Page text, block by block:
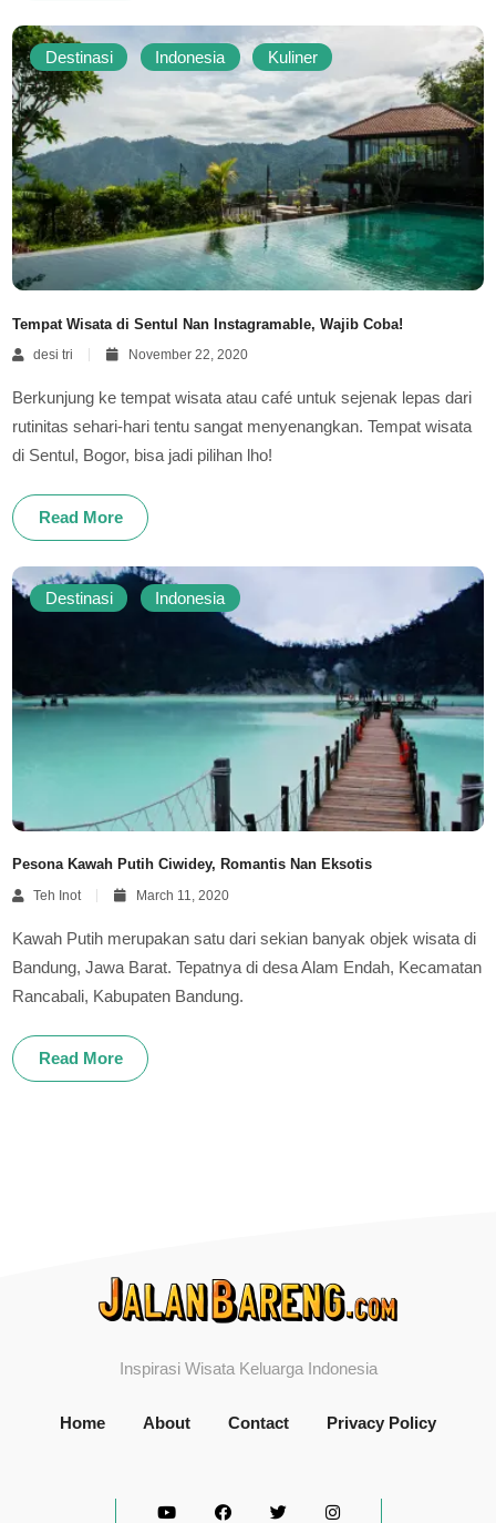
Destinasi Indonesia Kuliner
Tempat Wisata di Sentul Nan Instagramable, Wajib Coba!
desi tri
November 22, 2020
Berkunjung ke tempat wisata atau café untuk sejenak lepas dari
rutinitas sehari-hari tentu sangat menyenangkan. Tempat wisata
di Sentul, Bogor, bisa jadi pilihan lho!
Read More
Destinasi Indonesia
Pesona Kawah Putih Ciwidey, Romantis Nan Eksotis
Teh Inot
March 11, 2020
Kawah Putih merupakan satu dari sekian banyak objek wisata di
Bandung, Jawa Barat. Tepatnya di desa Alam Endah, Kecamatan
Rancabali, Kabupaten Bandung.
Read More
Inspirasi Wisata Keluarga Indonesia
Home About Contact Privacy Policy